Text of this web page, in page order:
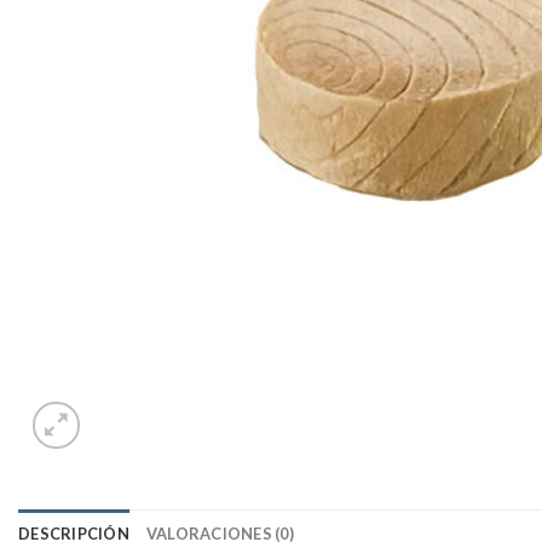
DESCRIPCIÓN VALORACIONES (0)